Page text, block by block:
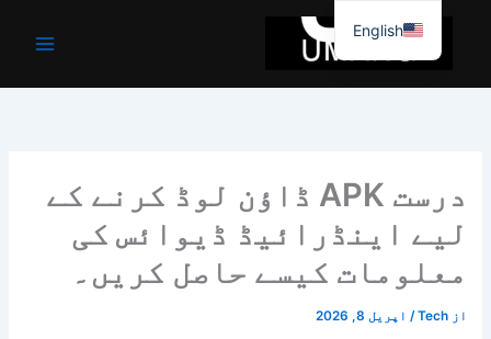
جائیں۔
درست APK ڈاؤن لوڈ کرنے کے
لیے اینڈرائیڈ ڈیوائس کی
معلومات کیسے حاصل کریں۔
از Tech
/ اپریل 8, 2026
English